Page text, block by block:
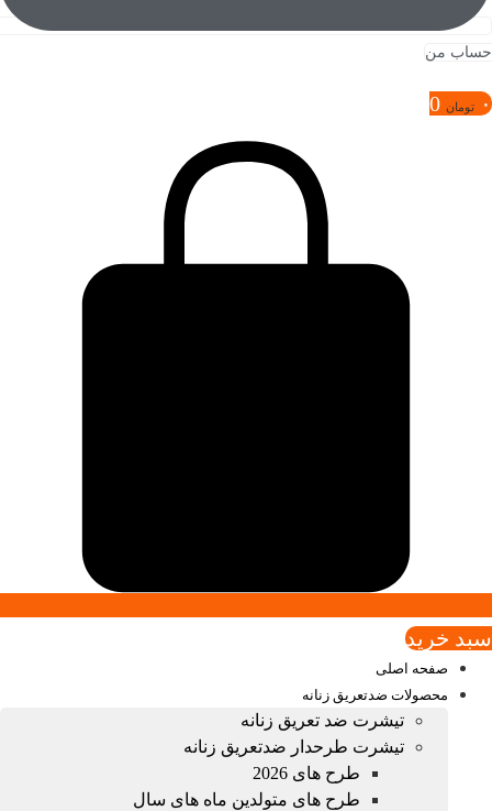
حساب من
۰ تومان 0
سبد خريد
صفحه اصلی
محصولات ضدتعریق زنانه
تیشرت ضد تعریق زنانه
تیشرت طرحدار ضدتعریق زنانه
طرح های 2026
طرح های متولدین ماه های سال